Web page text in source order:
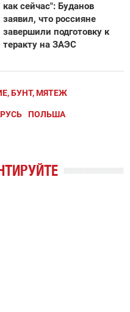
как сейчас": Буданов
заявил, что россияне
завершили подготовку к
теракту на ЗАЭС
БУНТ, МЯТЕЖ
ПОЛЬША